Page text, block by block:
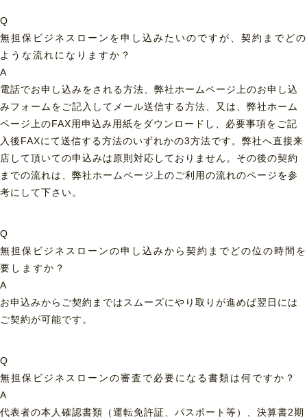
Q
無担保ビジネスローンを申し込みたいのですが、契約までどの
ような流れになりますか？
A
電話でお申し込みをされる方法、弊社ホームページ上のお申し込
みフォームをご記入してメール送信する方法、又は、弊社ホーム
ページ上のFAX用申込み用紙をダウンロードし、必要事項をご記
入後FAXにて送信する方法のいずれかの3方法です。弊社へ直接来
店して頂いての申込みは原則対応しておりません。その後の契約
までの流れは、弊社ホームページ上のご利用の流れのページを参
考にして下さい。
Q
無担保ビジネスローンの申し込みから契約までどの位の時間を
要しますか？
A
お申込みからご契約まではスムーズにやり取りが進めば翌日には
ご契約が可能です。
Q
無担保ビジネスローンの審査で必要になる書類は何ですか？
A
代表者の本人確認書類（運転免許証、パスポート等）、決算書2期